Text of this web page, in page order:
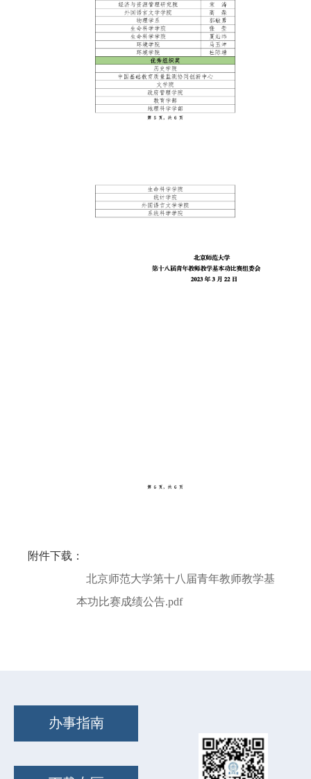
附件下载：
北京师范大学第十八届青年教师教学基
本功比赛成绩公告.pdf
办事指南